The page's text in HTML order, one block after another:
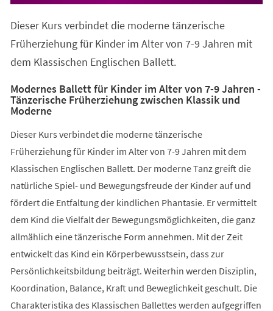
Dieser Kurs verbindet die moderne tänzerische
Früherziehung für Kinder im Alter von 7-9 Jahren mit
dem Klassischen Englischen Ballett.
Modernes Ballett für Kinder im Alter von 7-9 Jahren -
Tänzerische Früherziehung zwischen Klassik und
Moderne
Dieser Kurs verbindet die moderne tänzerische
Früherziehung für Kinder im Alter von 7-9 Jahren mit dem
Klassischen Englischen Ballett. Der moderne Tanz greift die
natürliche Spiel- und Bewegungsfreude der Kinder auf und
fördert die Entfaltung der kindlichen Phantasie. Er vermittelt
dem Kind die Vielfalt der Bewegungsmöglichkeiten, die ganz
allmählich eine tänzerische Form annehmen. Mit der Zeit
entwickelt das Kind ein Körperbewusstsein, dass zur
Persönlichkeitsbildung beiträgt. Weiterhin werden Disziplin,
Koordination, Balance, Kraft und Beweglichkeit geschult. Die
Charakteristika des Klassischen Ballettes werden aufgegriffen